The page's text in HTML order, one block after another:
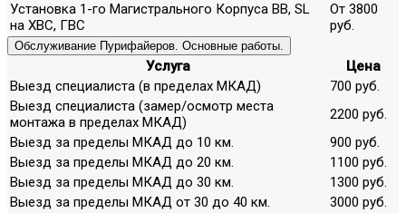
Установка 1-го Магистрального Корпуса ВВ, SL
на ХВС, ГВС
От 3800
руб.
Обслуживание Пурифайеров. Основные работы.
Услуга
Цена
Выезд специалиста (в пределах МКАД)
700 руб.
Выезд специалиста (замер/осмотр места
монтажа в пределах МКАД)
2200 руб.
Выезд за пределы МКАД до 10 км.
900 руб.
Выезд за пределы МКАД до 20 км.
1100 руб.
Выезд за пределы МКАД до 30 км.
1300 руб.
Выезд за пределы МКАД от 30 до 40 км.
3000 руб.